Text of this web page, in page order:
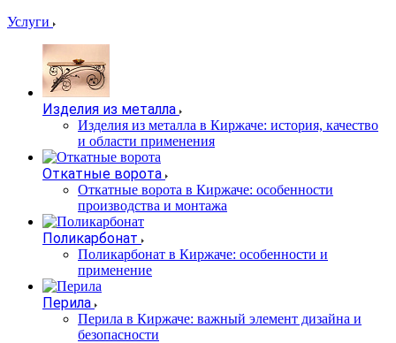
Услуги
Изделия из металла
Изделия из металла в Киржаче: история, качество
и области применения
Откатные ворота
Откатные ворота в Киржаче: особенности
производства и монтажа
Поликарбонат
Поликарбонат в Киржаче: особенности и
применение
Перила
Перила в Киржаче: важный элемент дизайна и
безопасности